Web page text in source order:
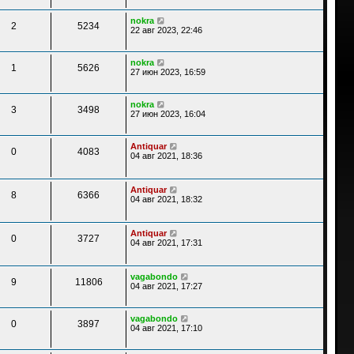
2 5234
nokra
22 авг 2023, 22:46
1 5626
nokra
27 июн 2023, 16:59
3 3498
nokra
27 июн 2023, 16:04
0 4083
Antiquar
04 авг 2021, 18:36
8 6366
Antiquar
04 авг 2021, 18:32
0 3727
Antiquar
04 авг 2021, 17:31
9 11806
vagabondo
04 авг 2021, 17:27
0 3897
vagabondo
04 авг 2021, 17:10